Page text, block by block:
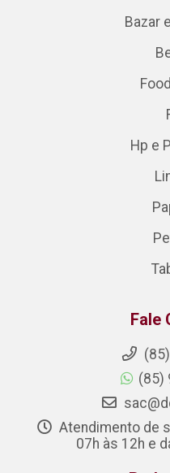
Bazar
Hp e
Fale
(85)
Atendimento de
07h às 12h e